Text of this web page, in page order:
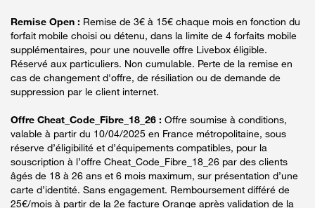
Remise Open : Remise de 3€ à 15€ chaque mois en fonction du
forfait mobile choisi ou détenu, dans la limite de 4 forfaits mobile
supplémentaires, pour une nouvelle offre Livebox éligible.
Réservé aux particuliers. Non cumulable. Perte de la remise en
cas de changement d'offre, de résiliation ou de demande de
suppression par le client internet.
Offre Cheat_Code_Fibre_18_26 : Offre soumise à conditions,
valable à partir du 10/04/2025 en France métropolitaine, sous
réserve d’éligibilité et d’équipements compatibles, pour la
souscription à l’offre Cheat_Code_Fibre_18_26 par des clients
âgés de 18 à 26 ans et 6 mois maximum, sur présentation d’une
carte d’identité. Sans engagement. Remboursement différé de
25€/mois à partir de la 2e facture Orange après validation de la